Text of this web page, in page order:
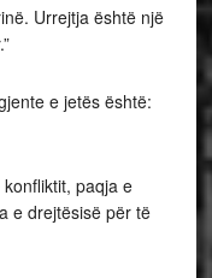
Urrejtja është një
e jetës është:
paqja e
e drejtësisë për të